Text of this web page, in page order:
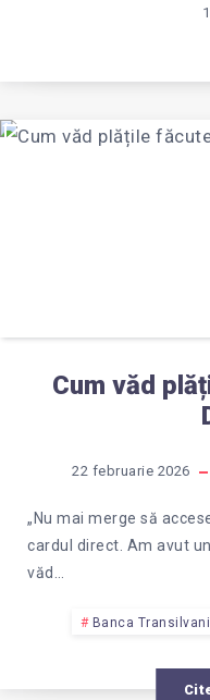
1
Cum văd
22 februarie 2026
„Nu mai merge să
cardul direct. Am avut
văd…
Banca